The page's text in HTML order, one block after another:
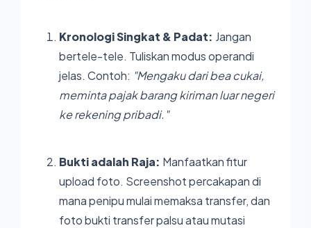
Kronologi Singkat & Padat: Jangan
bertele-tele. Tuliskan modus operandi
jelas. Contoh: "Mengaku dari bea cukai,
meminta pajak barang kiriman luar negeri
ke rekening pribadi."
Bukti adalah Raja: Manfaatkan fitur
upload foto. Screenshot percakapan di
mana penipu mulai memaksa transfer, dan
foto bukti transfer palsu atau mutasi